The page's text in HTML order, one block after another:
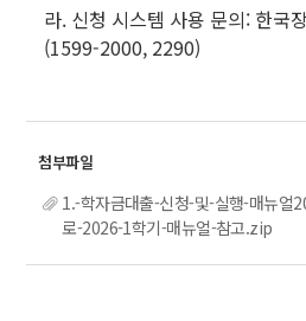
라. 신청 시스템 사용 문의: 한국
(1599-2000, 2290)
1.-학자금대출-신청-및-실행-매뉴얼
로-2026-1학기-매뉴얼-참고.zip